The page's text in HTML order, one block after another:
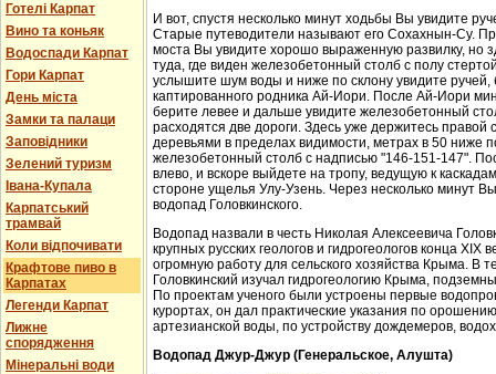
Готелі Карпат
Вино та коньяк
Водоспади Карпат
Гори Карпат
День міста
Замки та палаци
Заповідники
Зелений туризм
Івана-Купала
Карпатський
трамвай
Коли відпочивати
Крафтове пиво в
Карпатах
Легенди Карпат
Лижне
спорядження
Мінеральні води
И вот, спустя несколько минут ходьбы Вы увидите
Старые путеводители называют его Сохахнын-Су.
моста Вы увидите хорошо выраженную развилку, но
туда, где виден железобетонный столб с полу
услышите шум воды и ниже по склону увидите
каптированного родника Ай-Иори. После Ай-Иори
берите левее и дальше увидите железобетонный
расходятся две дороги. Здесь уже держитесь правой
деревьями в пределах видимости, метрах в 50 ниже
железобетонный столб с надписью "146-151-147".
влево, и вскоре выйдете на тропу, ведущую к
стороне ущелья Улу-Узень. Через несколько минут
водопад Головкинского.
Водопад назвали в честь Николая Алексеевича
крупных русских геологов и гидрогеологов конца XIX
огромную работу для сельского хозяйства Крыма. В
Головкинский изучал гидрогеологию Крыма,
По проектам ученого были устроены первые
курортах, он дал практические указания по
артезианской воды, по устройству дождемеров,
Водопад Джур-Джур (Генеральское, Алушта)